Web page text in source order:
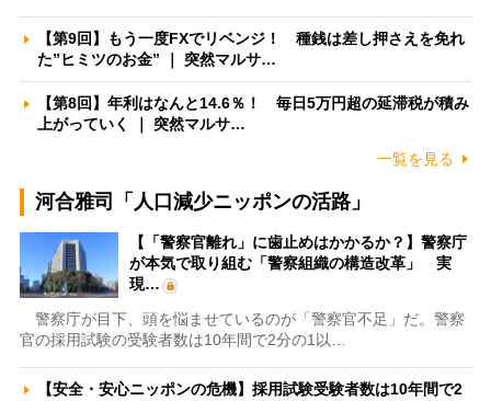
【第9回】もう一度FXでリベンジ！ 種銭は差し押さえを免れ
た”ヒミツのお金” ｜ 突然マルサ…
【第8回】年利はなんと14.6％！ 毎日5万円超の延滞税が積み
上がっていく ｜ 突然マルサ…
一覧を見る
河合雅司「人口減少ニッポンの活路」
【「警察官離れ」に歯止めはかかるか？】警察庁
が本気で取り組む「警察組織の構造改革」 実
現…
警察庁が目下、頭を悩ませているのが「警察官不足」だ。警察
官の採用試験の受験者数は10年間で2分の1以…
【安全・安心ニッポンの危機】採用試験受験者数は10年間で2